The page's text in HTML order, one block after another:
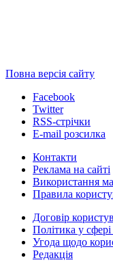
Повна версія сайту
Facebook
Twitter
RSS-стрічки
E-mail розсилка
Контакти
Реклама на сайті
Використання
Правила
Договір
Політика у
Угода щодо
Редакція